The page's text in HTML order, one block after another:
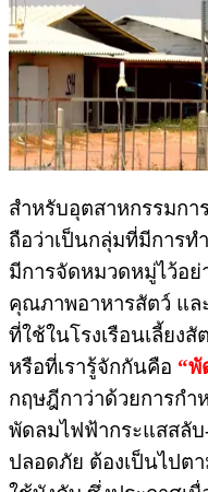
สำหรับอุตสาหกรรมกา
ถือว่าเป็นกลุ่มที่มีการ
มีการจัดหมวดหมู่ไว้อย่
คุณภาพอาหารสัตว์ แ
ที่ใช้ในโรงเรือนเลี้ยงสั
หรือที่เรารู้จักกันคือ “พั
กฤษฎีกาว่าด้วยการกํ
พัดลมไฟฟ้ากระแสสลั
ปลอดภัย ต้องเป็นไปต